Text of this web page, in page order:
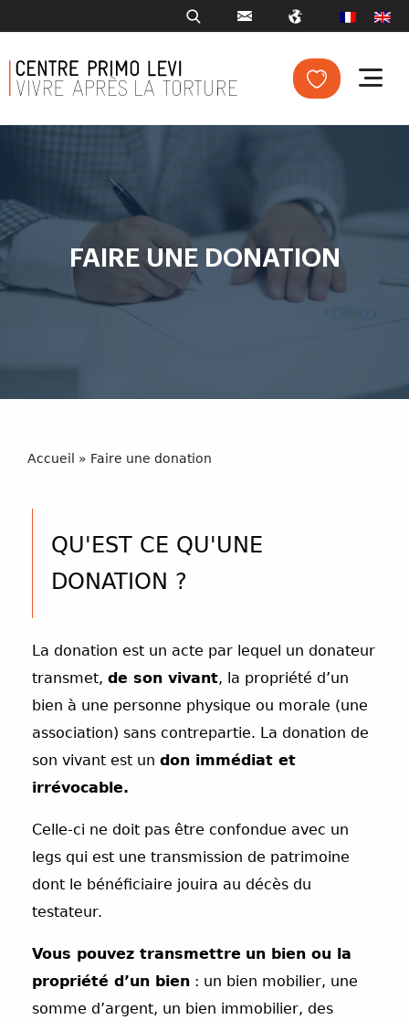
FAIRE UNE DONATION
Accueil » Faire une donation
QU'EST CE QU'UNE
DONATION ?
La donation est un acte par lequel un donateur
transmet, de son vivant, la propriété d’un
bien à une personne physique ou morale (une
association) sans contrepartie. La donation de
son vivant est un don immédiat et
irrévocable.
Celle-ci ne doit pas être confondue avec un
legs qui est une transmission de patrimoine
dont le bénéficiaire jouira au décès du
testateur.
Vous pouvez transmettre un bien ou la
propriété d’un bien : un bien mobilier, une
somme d’argent, un bien immobilier, des